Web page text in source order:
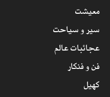
معیشت
سیر و سیاحت
عجائبات عالم
فن و فنکار
کھیل